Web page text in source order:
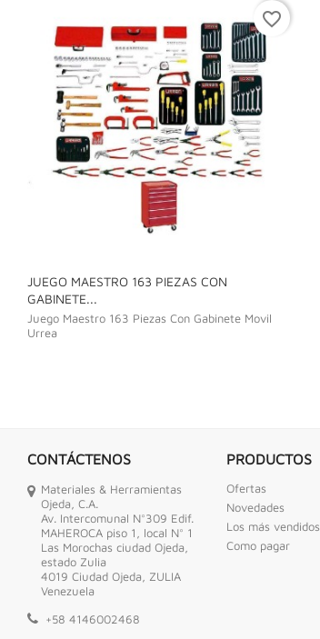
JUEGO MAESTRO 163 PIEZAS CON
GABINETE...
Juego Maestro 163 Piezas Con Gabinete Movil
Urrea
favorite_border
CONTÁCTENOS
Materiales & Herramientas
Ojeda, C.A.
Av. Intercomunal N°309 Edif.
MAHEROCA piso 1, local N° 1
Las Morochas ciudad Ojeda,
estado Zulia
4019 Ciudad Ojeda, ZULIA
Venezuela
+58 4146002468
PRODUCTOS
Ofertas
Novedades
Los más vendidos
Como pagar